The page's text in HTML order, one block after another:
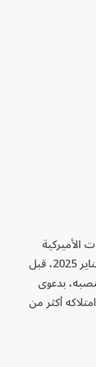
الأميركية
دعوى قضائية ضد إيلون ماسك في يناير 2025، قبل
بدعوى
عن امتلاكه أكثر من